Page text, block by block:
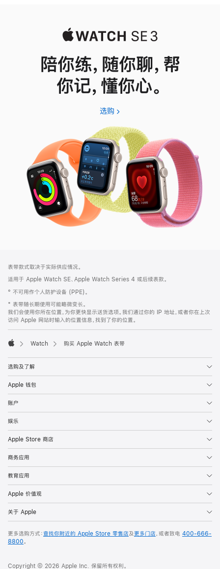
陪你练，随你聊，帮
你记，懂你心。
选购 Apple
SE
3
页
页
脚
注
表带款式取决于实际供应情况。
适用于 Apple Watch SE、Apple Watch Series 4 或后续表款。
° 不可用作个人防护设备 (PPE)。
* 表带随长期使用可能略微变长。
我们会使用你所在位置，为你更快显示送货选项。我们通过你的 IP 地址，或者你在上次
访问 Apple 网站时输入的位置信息，找到了你的位置。
Watch 购买 Apple Watch 表带
选购及了解
Apple 钱包
账户
娱乐
Apple Store 商店
商务应用
教育应用
Apple 价值观
关于 Apple
更多选购方式：查找你附近的 Apple Store 零售店及更多门店，或者致电 400-666-
8800。
Copyright © 2026 Apple Inc. 保留所有权利。